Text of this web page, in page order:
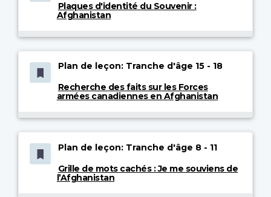
Plaques d'identité du Souvenir :
Afghanistan
Plan de leçon: Tranche d'âge 15 - 18
Recherche des faits sur les Forces
armées canadiennes en Afghanistan
Plan de leçon: Tranche d'âge 8 - 11
Grille de mots cachés : Je me souviens de
l’Afghanistan